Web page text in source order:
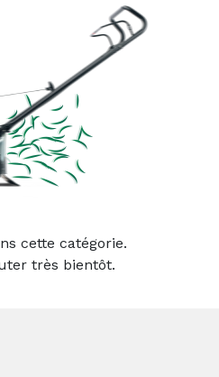
cette catégorie.
très bientôt.